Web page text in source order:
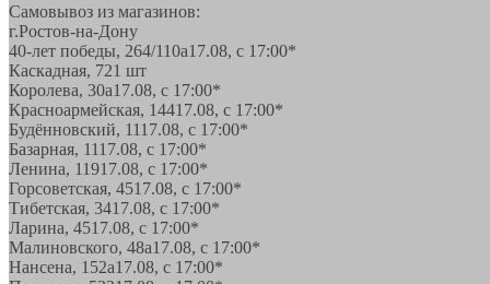
Самовывоз из магазинов:
г.Ростов-на-Дону
40-лет победы, 264/110а17.08, с 17:00*
Каскадная, 721 шт
Королева, 30а17.08, с 17:00*
Красноармейская, 14417.08, с 17:00*
Будённовский, 1117.08, с 17:00*
Базарная, 1117.08, с 17:00*
Ленина, 11917.08, с 17:00*
Горсоветская, 4517.08, с 17:00*
Тибетская, 3417.08, с 17:00*
Ларина, 4517.08, с 17:00*
Малиновского, 48а17.08, с 17:00*
Нансена, 152а17.08, с 17:00*